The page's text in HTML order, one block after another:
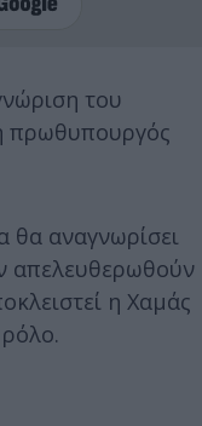
του
πρωθυπουργός
θα αναγνωρίσει
απελευθερωθούν
η Χαμάς